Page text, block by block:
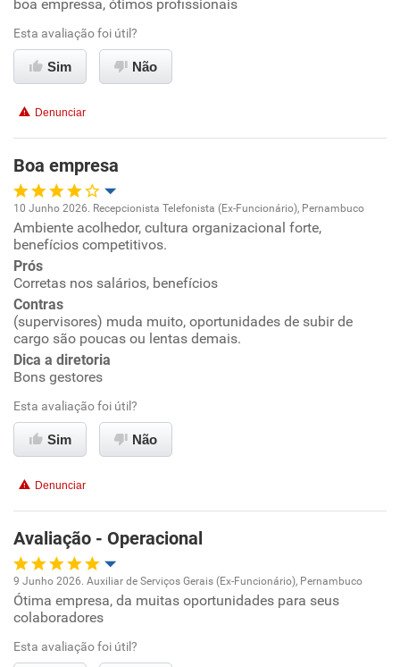
Oportunidade de promoção
Ambiente de trabalho
Benefícios
Recomenda esta empresa
Recomenda a diretoria
boa empressa, ótimos profissionais
Esta avaliação foi útil?
Sim Não
Denunciar
Boa empresa
Oportunidade de promoção
Ambiente de trabalho
Conciliação com a vida familiar
Benefícios
Recomenda esta empresa
Recomenda a diretoria
10 Junho 2026. Recepcionista Telefonista (Ex-Funcionário), Pernambuco
Ambiente acolhedor, cultura organizacional forte,
benefícios competitivos.
Prós
Corretas nos salários, benefícios
Contras
(supervisores) muda muito, oportunidades de subir de
cargo são poucas ou lentas demais.
Dica a diretoria
Bons gestores
Esta avaliação foi útil?
Sim Não
Denunciar
Avaliação - Operacional
Oportunidade de promoção
Ambiente de trabalho
9 Junho 2026. Auxiliar de Serviços Gerais (Ex-Funcionário), Pernambuco
Ótima empresa, da muitas oportunidades para seus
colaboradores
Esta avaliação foi útil?